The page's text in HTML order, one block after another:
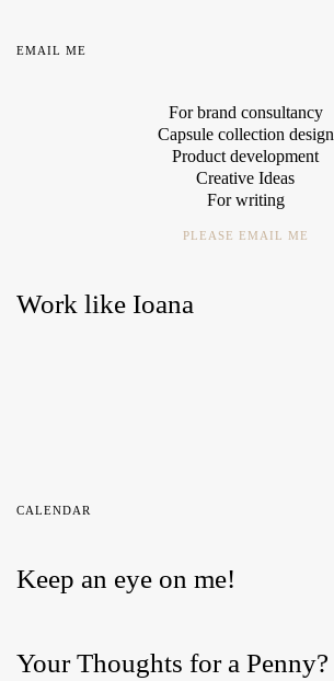
EMAIL ME
For brand consultancy
Capsule collection design
Product development
Creative Ideas
For writing
PLEASE EMAIL ME
Work like Ioana
CALENDAR
Keep an eye on me!
Your Thoughts for a Penny?